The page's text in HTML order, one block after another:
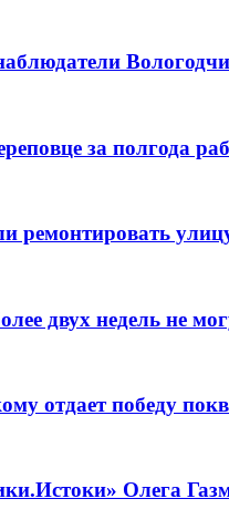
за полгода
ремонтировать
двух недель не
отдает победу
Олега